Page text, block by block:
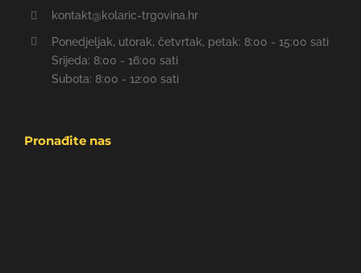
kontakt@kolaric-trgovina.hr
Ponedjeljak, utorak, četvrtak, petak: 8:00 - 15:00 sati
Srijeda: 8:00 - 16:00 sati
Subota: 8:00 - 12:00 sati
Pronađite nas